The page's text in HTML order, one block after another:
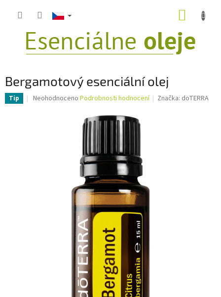
Bergamotový esenciální olej
Tip
Průměrné
Neohodnoceno Podrobnosti hodnocení Značka: doTERRA